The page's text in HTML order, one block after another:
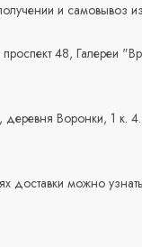
и самовывоз
проспект 48, Галереи
деревня Воронки, 1 к.
доставки можно